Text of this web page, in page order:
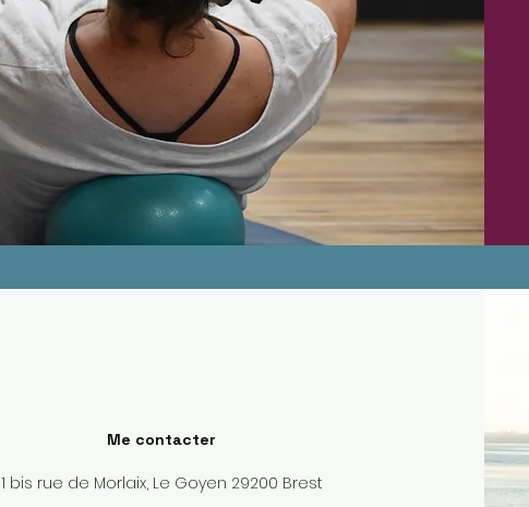
Me contacter
1 bis rue de Morlaix, Le Goyen 29200 Brest